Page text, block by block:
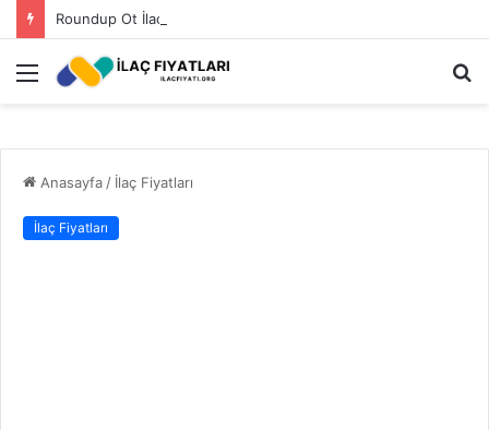
Roundup Ot İlacı Fiyatı 2023
Menü
Anasayfa/ İlaç Fiyatları
İlaç Fiyatları